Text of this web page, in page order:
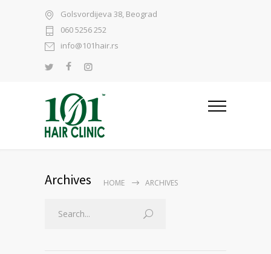
Golsvordijeva 38, Beograd
060 5256 252
info@101hair.rs
Archives HOME ARCHIVES